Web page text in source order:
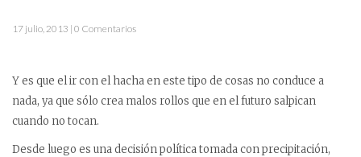
17 julio, 2013 | 0 Comentarios
Y es que el ir con el hacha en este tipo de cosas no conduce a
nada, ya que sólo crea malos rollos que en el futuro salpican
cuando no tocan.
Desde luego es una decisión política tomada con precipitación,